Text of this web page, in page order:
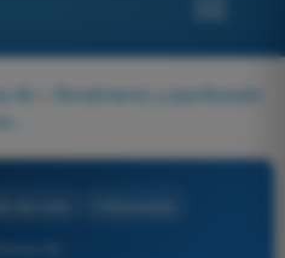
A2
Rendimiento y planificación